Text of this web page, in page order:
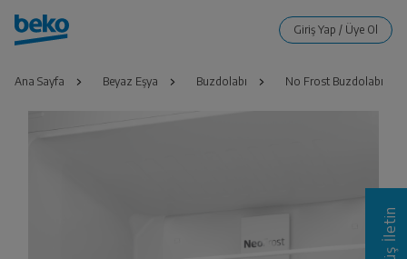
Ana Sayfa Beyaz Eşya Buzdolabı No Frost Buzdolabı